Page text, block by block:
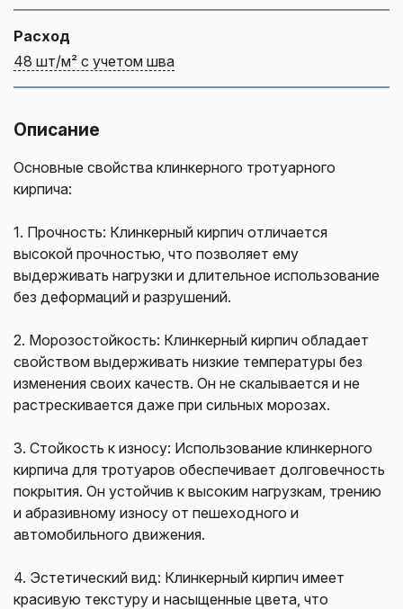
Расход
48 шт/м² с учетом шва
Описание
Основные свойства клинкерного тротуарного
кирпича:
1. Прочность: Клинкерный кирпич отличается
высокой прочностью, что позволяет ему
выдерживать нагрузки и длительное использование
без деформаций и разрушений.
2. Морозостойкость: Клинкерный кирпич обладает
свойством выдерживать низкие температуры без
изменения своих качеств. Он не скалывается и не
растрескивается даже при сильных морозах.
3. Стойкость к износу: Использование клинкерного
кирпича для тротуаров обеспечивает долговечность
покрытия. Он устойчив к высоким нагрузкам, трению
и абразивному износу от пешеходного и
автомобильного движения.
4. Эстетический вид: Клинкерный кирпич имеет
красивую текстуру и насыщенные цвета, что